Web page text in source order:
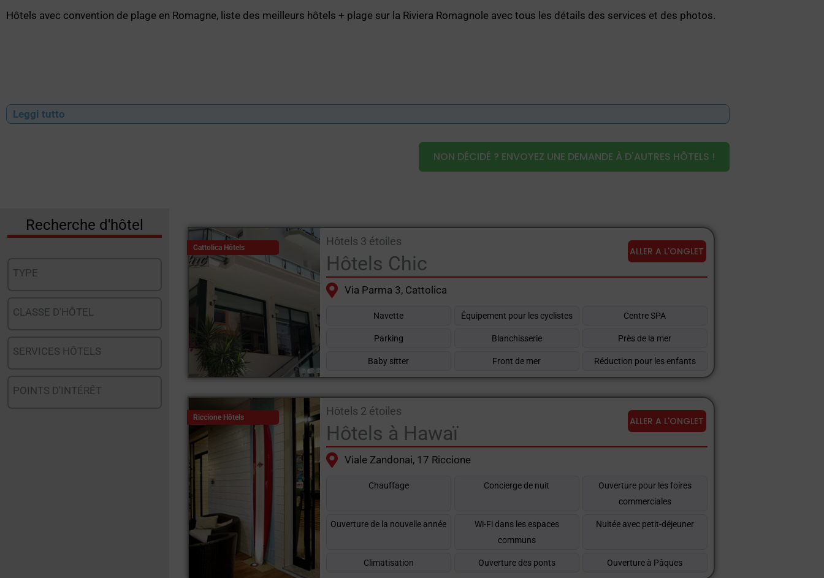
Hôtels avec convention de plage en Romagne, liste des meilleurs hôtels + plage sur la Riviera Romagnole avec tous les détails des services et des photos.
Leggi tutto
NON DÉCIDÉ ? ENVOYEZ UNE DEMANDE À D'AUTRES HÔTELS !
Recherche d'hôtel
TYPE
CLASSE D'HÔTEL
SERVICES HÔTELS
POINTS D'INTÉRÊT
Cattolica Hôtels Hôtels 3 étoiles
ALLER A L'ONGLET
Hôtels Chic
Via Parma 3, Cattolica
Navette Équipement pour les cyclistes Centre SPA
Parking Blanchisserie Près de la mer
Baby sitter Front de mer Réduction pour les enfants
Riccione Hôtels Hôtels 2 étoiles
ALLER A L'ONGLET
Hôtels à Hawaï
Viale Zandonai, 17 Riccione
Chauffage Concierge de nuit
Ouverture pour les foires
commerciales
Ouverture de la nouvelle année
Wi-Fi dans les espaces
communs
Nuitée avec petit-déjeuner
Climatisation Ouverture des ponts Ouverture à Pâques